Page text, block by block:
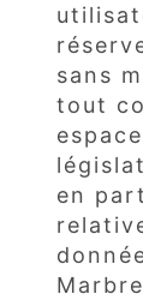
sans
tout
en